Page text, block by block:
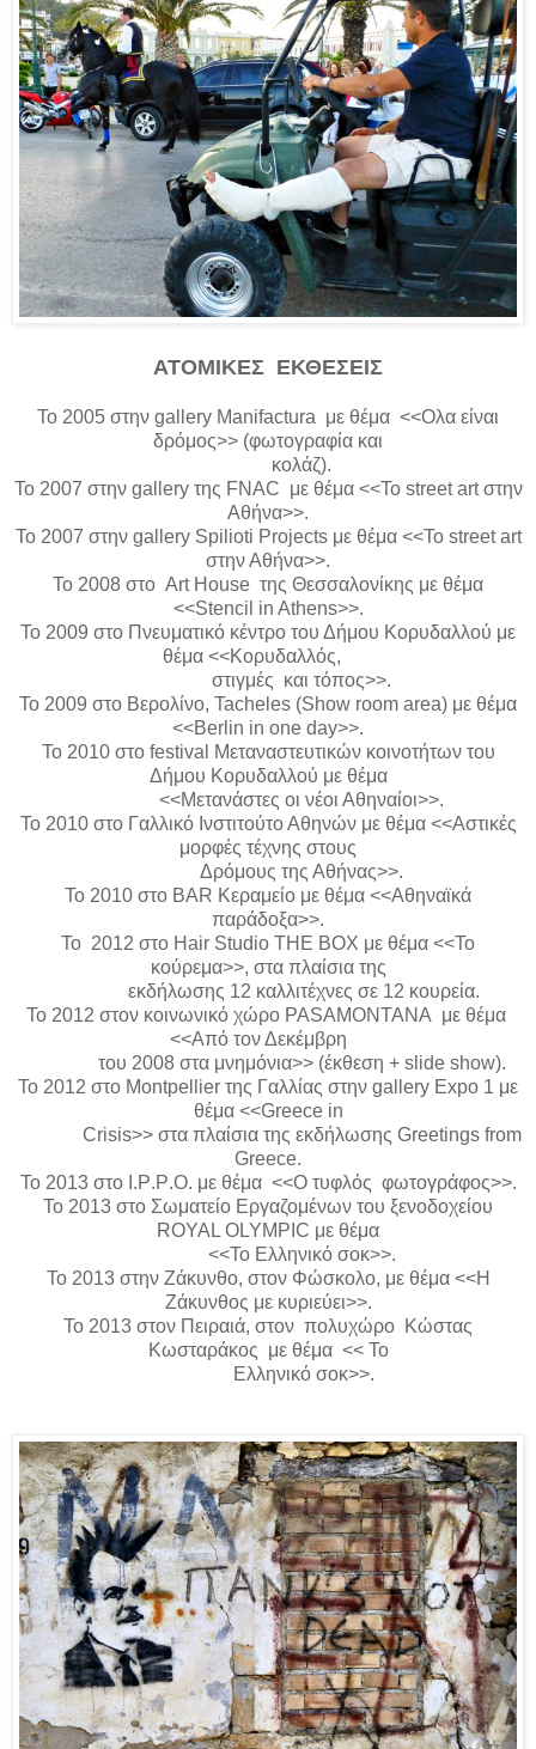
ΑΤΟΜΙΚΕΣ ΕΚΘΕΣΕΙΣ
Το 2005 στην gallery Manifactura με θέμα <<Oλα είναι
δρόμος>> (φωτογραφία και
κολάζ).
Το 2007 στην gallery της FNAC με θέμα <<Το street art στην
Αθήνα>>.
Το 2007 στην gallery Spilioti Projects με θέμα <<Το street art
στην Αθήνα>>.
Το 2008 στο Art House της Θεσσαλονίκης με θέμα
<<Stencil in Athens>>.
Το 2009 στο Πνευματικό κέντρο του Δήμου Κορυδαλλού με
θέμα <<Κορυδαλλός,
στιγμές και τόπος>>.
Το 2009 στο Βερολίνο, Tacheles (Show room area) με θέμα
<<Berlin in one day>>.
Το 2010 στο festival Μεταναστευτικών κοινοτήτων του
Δήμου Κορυδαλλού με θέμα
<<Μετανάστες οι νέοι Αθηναίοι>>.
Το 2010 στο Γαλλικό Ινστιτούτο Αθηνών με θέμα <<Αστικές
μορφές τέχνης στους
Δρόμους της Αθήνας>>.
Το 2010 στο BAR Κεραμείο με θέμα <<Αθηναϊκά
παράδοξα>>.
Το 2012 στο Hair Studio THE BOX με θέμα <<Το
κούρεμα>>, στα πλαίσια της
εκδήλωσης 12 καλλιτέχνες σε 12 κουρεία.
Το 2012 στον κοινωνικό χώρο PASAMONTANAμε θέμα
<<Από τον Δεκέμβρη
του 2008 στα μνημόνια>> (έκθεση + slide show).
Το 2012 στο Montpellier της Γαλλίας στην gallery Expo 1 με
θέμα <<Greece in
Crisis>> στα πλαίσια της εκδήλωσης Greetings from
Greece.
Το 2013 στο .P.P.O. με θέμα <<Ο τυφλός φωτογράφος>>.
To 2013 στο Σωματείο Εργαζομένων του ξενοδοχείου
ROYAL OLYMPIC με θέμα
<<Το Ελληνικό σοκ>>.
Το 2013 στην Ζάκυνθο, στον Φώσκολο, με θέμα <<Η
Ζάκυνθος με κυριεύει>>.
Το 2013 στον Πειραιά, στον πολυχώρο Κώστας
Κωσταράκος με θέμα << Το
Ελληνικό σοκ>>.